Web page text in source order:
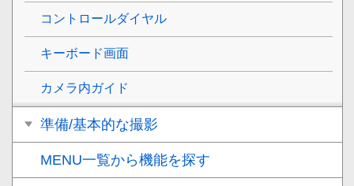
コントロールダイヤル
キーボード画面
カメラ内ガイド
準備/基本的な撮影
MENU一覧から機能を探す